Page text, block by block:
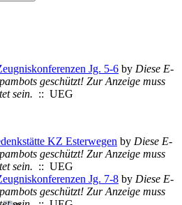
Jg. 5-6 by Diese E-
geschützt! Zur Anzeige muss
sein. :: UEG
KZ Esterwegen by Diese E-
geschützt! Zur Anzeige muss
sein. :: UEG
Jg. 7-8 by Diese E-
geschützt! Zur Anzeige muss